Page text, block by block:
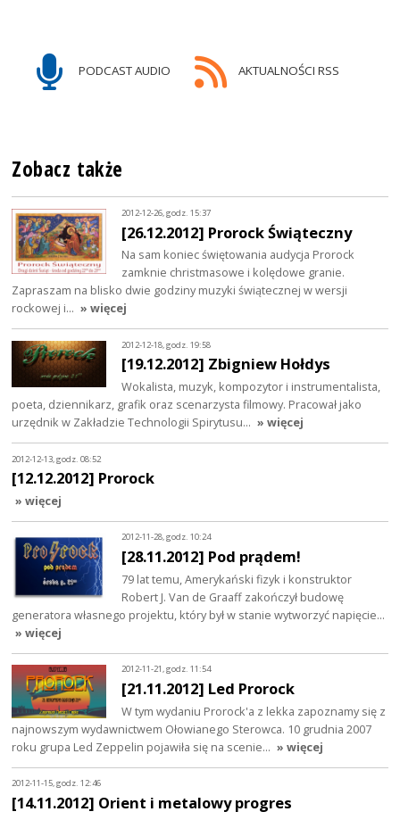
PODCAST AUDIO AKTUALNOŚCI RSS
Zobacz także
2012-12-26, godz. 15:37
[26.12.2012] Prorock Świąteczny
Na sam koniec świętowania audycja Prorock
zamknie christmasowe i kolędowe granie.
Zapraszam na blisko dwie godziny muzyki świątecznej w wersji
rockowej i… » więcej
2012-12-18, godz. 19:58
[19.12.2012] Zbigniew Hołdys
Wokalista, muzyk, kompozytor i instrumentalista,
poeta, dziennikarz, grafik oraz scenarzysta filmowy. Pracował jako
urzędnik w Zakładzie Technologii Spirytusu… » więcej
2012-12-13, godz. 08:52
[12.12.2012] Prorock
» więcej
2012-11-28, godz. 10:24
[28.11.2012] Pod prądem!
79 lat temu, Amerykański fizyk i konstruktor
Robert J. Van de Graaff zakończył budowę
generatora własnego projektu, który był w stanie wytworzyć napięcie…
» więcej
2012-11-21, godz. 11:54
[21.11.2012] Led Prorock
W tym wydaniu Prorock'a z lekka zapoznamy się z
najnowszym wydawnictwem Ołowianego Sterowca. 10 grudnia 2007
roku grupa Led Zeppelin pojawiła się na scenie… » więcej
2012-11-15, godz. 12:46
[14.11.2012] Orient i metalowy progres